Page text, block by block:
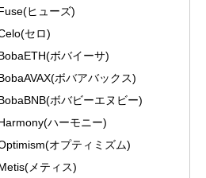
ヒューズ)
セロ)
ボバイーサ)
ボバアバックス)
ボバビーエヌビー)
ハーモニー)
オプティミズム)
メティス)